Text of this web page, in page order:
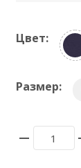
Цвет:
Размер: